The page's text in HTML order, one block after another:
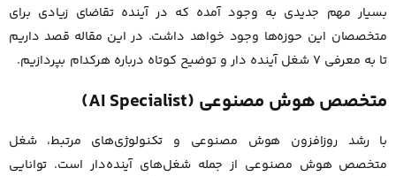
بسیار مهم جدیدی به وجود آمده که در آینده تقاضای زیادی برای
متخصصان این حوزه‌ها وجود خواهد داشت. در این مقاله قصد داریم
تا به معرفی 7 شغل آینده دار و توضیح کوتاه درباره هرکدام بپردازیم.
متخصص هوش مصنوعی (AI Specialist)
با رشد روزافزون هوش مصنوعی و تکنولوژی‌های مرتبط، شغل
متخصص هوش مصنوعی از جمله شغل‌های آینده‌دار است. توانایی